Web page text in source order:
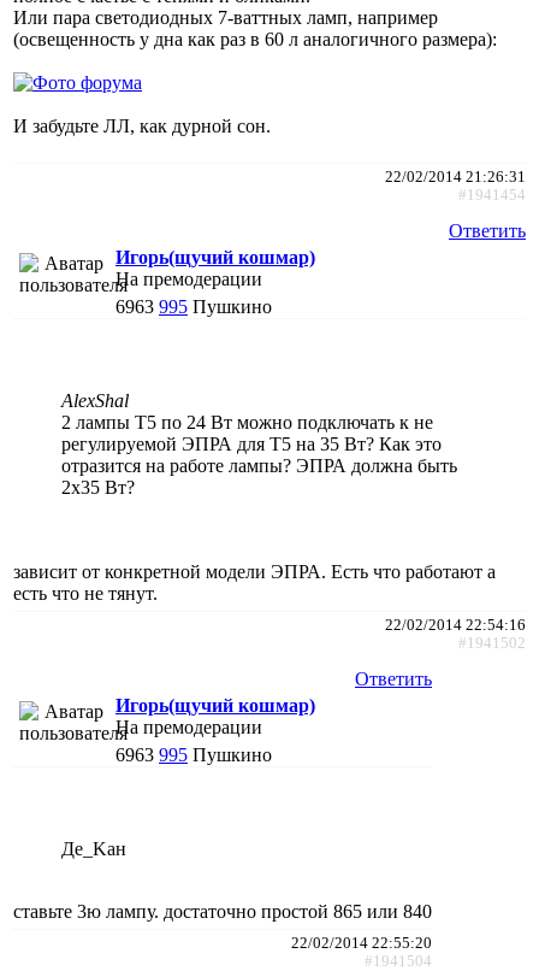
Или пара светодиодных 7-ваттных ламп, например
(освещенность у дна как раз в 60 л аналогичного размера):
И забудьте ЛЛ, как дурной сон.
22/02/2014 21:26:31
#1941454
Ответить
Игорь(щучий кошмар)
На премодерации
6963 995 Пушкино
AlexShal
2 лампы Т5 по 24 Вт можно подключать к не
регулируемой ЭПРА для Т5 на 35 Вт? Как это
отразится на работе лампы? ЭПРА должна быть
2х35 Вт?
зависит от конкретной модели ЭПРА. Есть что работают а
есть что не тянут.
22/02/2014 22:54:16
#1941502
Ответить
Игорь(щучий кошмар)
На премодерации
6963 995 Пушкино
Де_Kан
ставьте 3ю лампу. достаточно простой 865 или 840
22/02/2014 22:55:20
#1941504